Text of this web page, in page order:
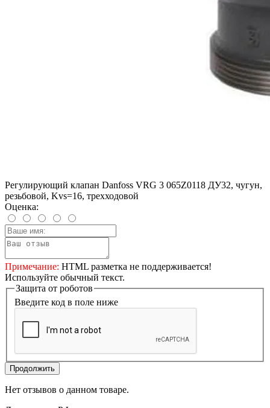
Регулирующий клапан Danfoss VRG 3 065Z0118 ДУ32, чугун,
резьбовой, Kvs=16, трехходовой
Оценка:
Примечание: HTML разметка не поддерживается!
Используйте обычный текст.
Защита от роботов
Введите код в поле ниже
Продолжить
Нет отзывов о данном товаре.